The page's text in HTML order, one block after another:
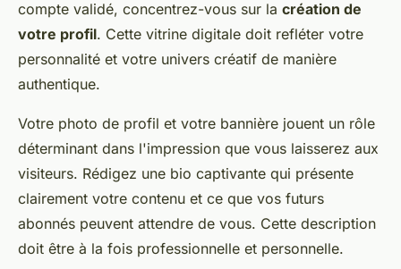
compte validé, concentrez-vous sur la création de
votre profil. Cette vitrine digitale doit refléter votre
personnalité et votre univers créatif de manière
authentique.
Votre photo de profil et votre bannière jouent un rôle
déterminant dans l'impression que vous laisserez aux
visiteurs. Rédigez une bio captivante qui présente
clairement votre contenu et ce que vos futurs
abonnés peuvent attendre de vous. Cette description
doit être à la fois professionnelle et personnelle.